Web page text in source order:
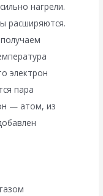
нагрели.
расширяются.
электрон
пара
— атом, из